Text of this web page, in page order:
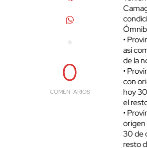
0
COMENTARIOS
•
así
de la
•
con
hoy
el
•
origen
30 de
resto